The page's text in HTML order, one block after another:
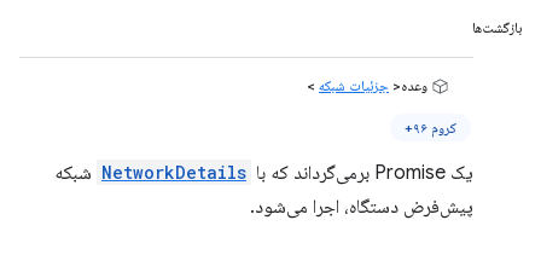
بازگشت‌ها
وعده< جزئیات شبکه >
کروم ۹۶+
یک Promise برمی‌گرداند که با NetworkDetails شبکه
پیش‌فرض دستگاه، اجرا می‌شود.